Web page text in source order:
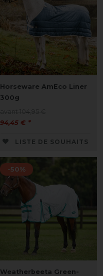
Horseware AmEco Liner
300g
94,45 € *
LISTE DE SOUHAITS
-50%
Weatherbeeta Green-